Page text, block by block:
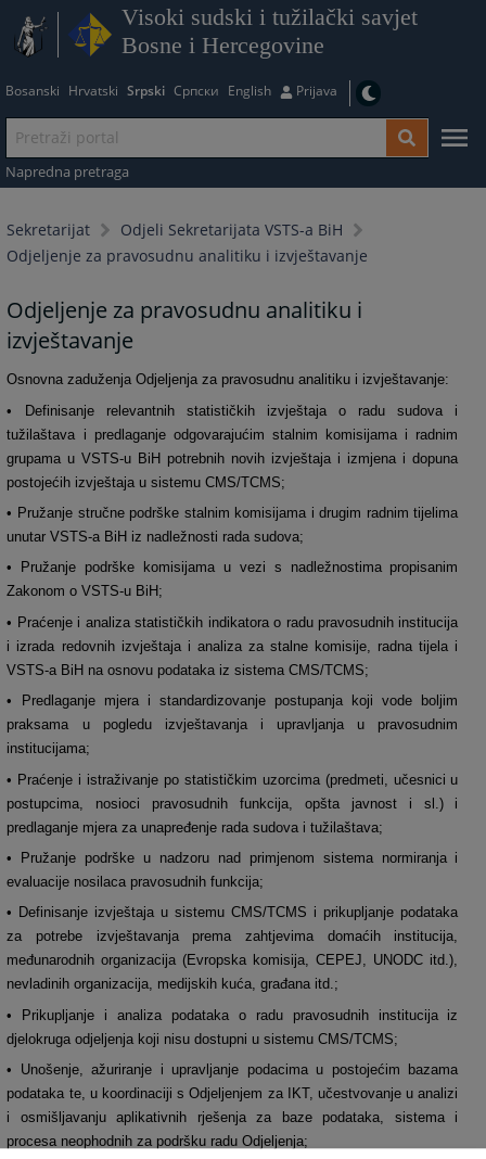
Visoki sudski i tužilački savjet
Bosne i Hercegovine
Bosanski Hrvatski Srpski Српски English Prijava
Napredna pretraga
Sekretarijat
Odjeli Sekretarijata VSTS-a BiH
Odjeljenje za pravosudnu analitiku i izvještavanje
Odjeljenje za pravosudnu analitiku i
izvještavanje
Osnovna zaduženja Odjeljenja za pravosudnu analitiku i izvještavanje:
• Definisanje relevantnih statističkih izvještaja o radu sudova i
tužilaštava i predlaganje odgovarajućim stalnim komisijama i radnim
grupama u VSTS-u BiH potrebnih novih izvještaja i izmjena i dopuna
postojećih izvještaja u sistemu CMS/TCMS;
• Pružanje stručne podrške stalnim komisijama i drugim radnim tijelima
unutar VSTS-a BiH iz nadležnosti rada sudova;
• Pružanje podrške komisijama u vezi s nadležnostima propisanim
Zakonom o VSTS-u BiH;
• Praćenje i analiza statističkih indikatora o radu pravosudnih institucija
i izrada redovnih izvještaja i analiza za stalne komisije, radna tijela i
VSTS-a BiH na osnovu podataka iz sistema CMS/TCMS;
• Predlaganje mjera i standardizovanje postupanja koji vode boljim
praksama u pogledu izvještavanja i upravljanja u pravosudnim
institucijama;
• Praćenje i istraživanje po statističkim uzorcima (predmeti, učesnici u
postupcima, nosioci pravosudnih funkcija, opšta javnost i sl.) i
predlaganje mjera za unapređenje rada sudova i tužilaštava;
• Pružanje podrške u nadzoru nad primjenom sistema normiranja i
evaluacije nosilaca pravosudnih funkcija;
• Definisanje izvještaja u sistemu CMS/TCMS i prikupljanje podataka
za potrebe izvještavanja prema zahtjevima domaćih institucija,
međunarodnih organizacija (Evropska komisija, CEPEJ, UNODC itd.),
nevladinih organizacija, medijskih kuća, građana itd.;
• Prikupljanje i analiza podataka o radu pravosudnih institucija iz
djelokruga odjeljenja koji nisu dostupni u sistemu CMS/TCMS;
• Unošenje, ažuriranje i upravljanje podacima u postojećim bazama
podataka te, u koordinaciji s Odjeljenjem za IKT, učestvovanje u analizi
i osmišljavanju aplikativnih rješenja za baze podataka, sistema i
procesa neophodnih za podršku radu Odjeljenja;